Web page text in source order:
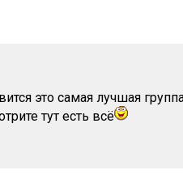
это самая лучшая
тут есть всё